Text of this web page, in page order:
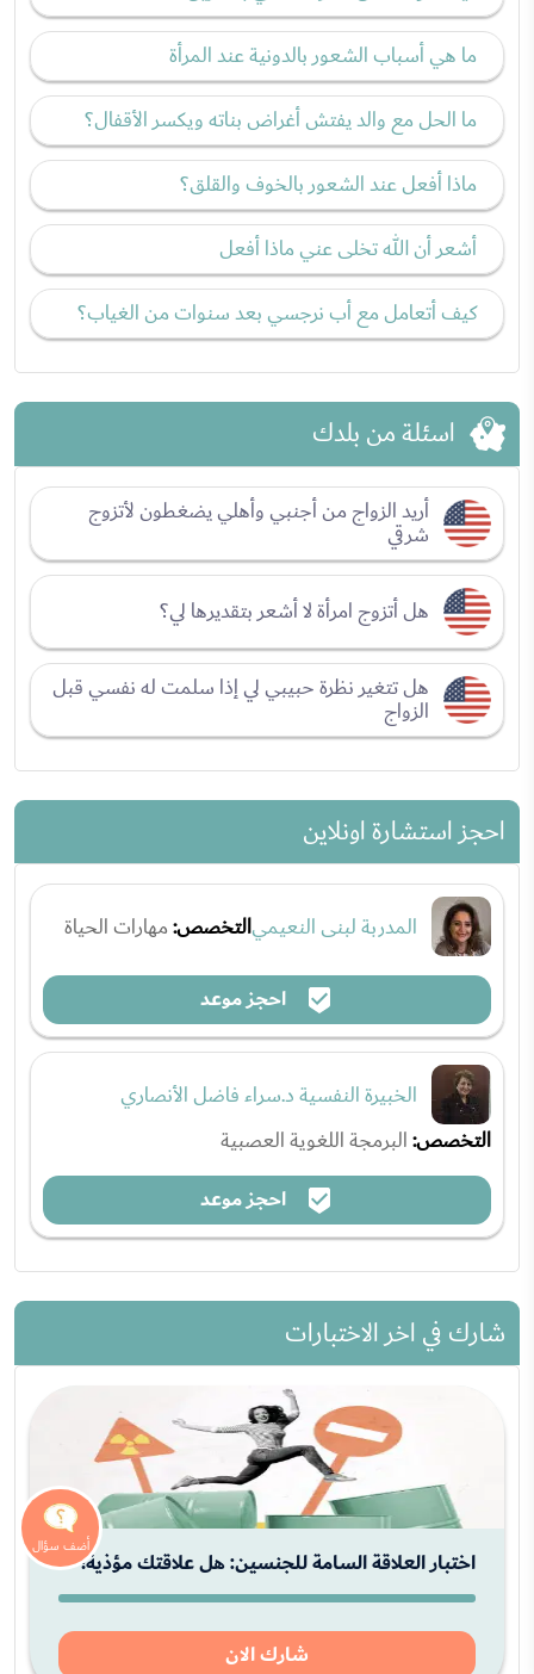
ما هي أسباب الشعور بالدونية عند المرأة
ما الحل مع والد يفتش أغراض بناته ويكسر الأقفال؟
ماذا أفعل عند الشعور بالخوف والقلق؟
أشعر أن الله تخلى عني ماذا أفعل
كيف أتعامل مع أب نرجسي بعد سنوات من الغياب؟
اسئلة من بلدك
أريد الزواج من أجنبي وأهلي يضغطون لأتزوج
شرقي
هل أتزوج امرأة لا أشعر بتقديرها لي؟
هل تتغير نظرة حبيبي لي إذا سلمت له نفسي قبل
الزواج
احجز استشارة اونلاين
المدربة لبنى النعيميالتخصص:مهارات الحياة
احجز موعد
الخبيرة النفسية د.سراء فاضل الأنصاري
التخصص:البرمجة اللغوية العصبية
احجز موعد
شارك في اخر الاختبارات
اختبار العلاقة السامة للجنسين: هل علاقتك مؤذية!
شارك الان